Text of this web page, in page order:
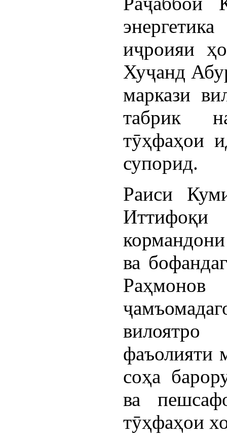
иҷроияи
Хуҷанд
маркази
табрик
тӯҳфаҳои
супорид.
Раиси
ва
фаъолияти
соҳа
ва
тӯҳфаҳои